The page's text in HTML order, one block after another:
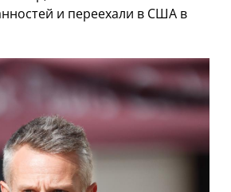
и переехали в США в